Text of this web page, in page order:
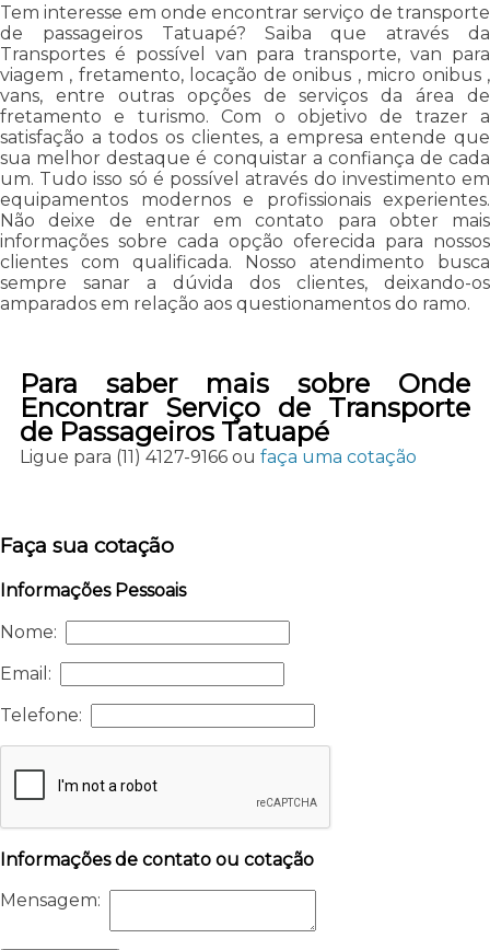
Tem interesse em onde encontrar serviço de transporte
de passageiros Tatuapé? Saiba que através da
Transportes é possível van para transporte, van para
viagem , fretamento, locação de onibus , micro onibus ,
vans, entre outras opções de serviços da área de
fretamento e turismo. Com o objetivo de trazer a
satisfação a todos os clientes, a empresa entende que
sua melhor destaque é conquistar a confiança de cada
um. Tudo isso só é possível através do investimento em
equipamentos modernos e profissionais experientes.
Não deixe de entrar em contato para obter mais
informações sobre cada opção oferecida para nossos
clientes com qualificada. Nosso atendimento busca
sempre sanar a dúvida dos clientes, deixando-os
amparados em relação aos questionamentos do ramo.
Para saber mais sobre Onde
Encontrar Serviço de Transporte
de Passageiros Tatuapé
Ligue para (11) 4127-9166ou faça uma cotação
Faça sua cotação
Informações Pessoais
Nome:
Email:
Telefone:
Informações de contato ou cotação
Mensagem: